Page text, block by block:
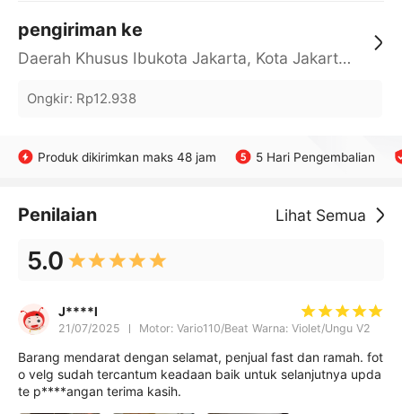
pengiriman ke
Daerah Khusus Ibukota Jakarta, Kota Jakarta Barat, Cengkareng, yy
Ongkir: Rp12.938
Produk dikirimkan maks 48 jam 5 Hari Pengembalian
Penilaian Lihat Semua
5.0
J****l
21/07/2025 Motor: Vario110/Beat Warna: Violet/Ungu V2
Barang mendarat dengan selamat, penjual fast dan ramah. fot
o velg sudah tercantum keadaan baik untuk selanjutnya upda
te p****angan terima kasih.